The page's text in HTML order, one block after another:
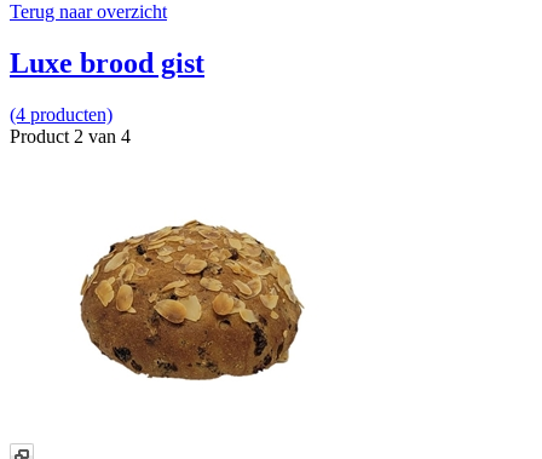
Terug naar overzicht
Luxe brood gist
(4 producten)
Product 2 van 4